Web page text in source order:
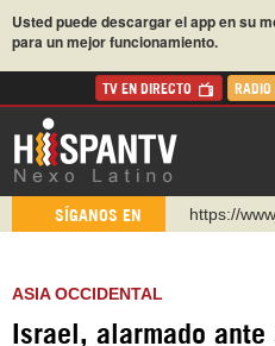
Usted puede descargar el app en su
para un mejor funcionamiento.
TV EN DIRECTO RADIO
SÍGANOS EN
https://
https://
ASIA OCCIDENTAL
Israel, alarmado ante